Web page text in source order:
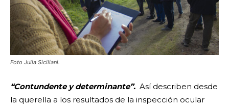
Foto Julia Siciliani.
“Contundente y determinante”. Así describen desde
la querella a los resultados de la inspección ocular